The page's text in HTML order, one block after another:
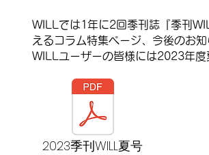
WILLでは1年に2回季刊誌『季刊
えるコラム特集ページ、今後のお
WILLユーザーの皆様には2023年
2023季刊WILL夏号